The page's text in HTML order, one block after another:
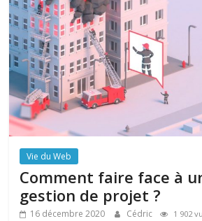
Vie du Web
Comment faire face à
gestion de projet ?
16 décembre 2020 Cédric 1 902